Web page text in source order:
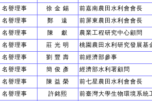
名譽理事
徐 金 錫
前嘉南農田水利會會長
名譽理事
鄭 遠
前屏東農田水利會會長
名譽理事
陳 獻
農業工程研究中心顧問
名譽理事
莊 光 明
桃園農田水利研究發展基
名譽理事
劉 豐 壽
前經濟部參事
名譽理事
簡 俊 彥
經濟部水利署顧問
名譽理事
陳 益 榮
前七星農田水利會會長
名譽理事
許銘熙
前臺灣大學生物環境系統